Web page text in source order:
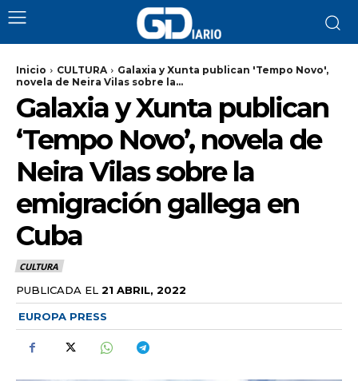
Inicio CULTURA
Galaxia y Xunta publican 'Tempo Novo',
novela de Neira Vilas sobre la...
Galaxia y Xunta publican
‘Tempo Novo’, novela de
Neira Vilas sobre la
emigración gallega en
Cuba
CULTURA
PUBLICADA EL 21 ABRIL, 2022
EUROPA PRESS